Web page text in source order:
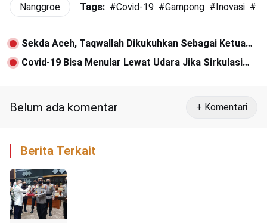
Nanggroe Tags: #Covid-19 #Gampong #Inovasi #
Sekda Aceh, Taqwallah Dikukuhkan Sebagai Ketua
Korpri Aceh
Covid-19 Bisa Menular Lewat Udara Jika Sirkulasi
Belum ada komentar + Komentari
Berita Terkait